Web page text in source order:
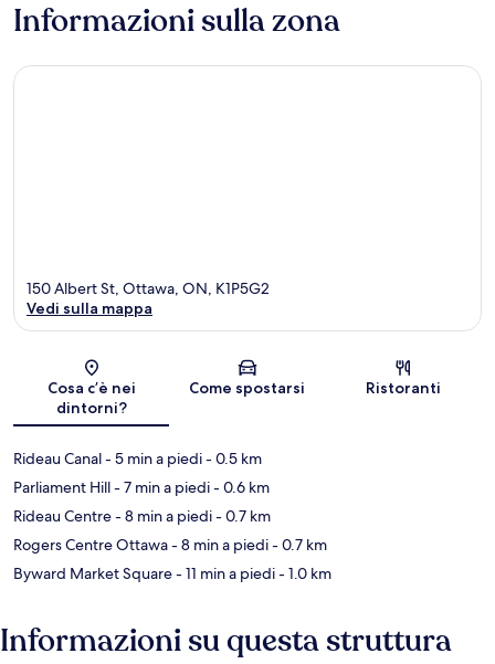
Informazioni sulla zona
Mappa
150 Albert St, Ottawa, ON, K1P5G2
Vedi sulla mappa
Cosa c’è nei
dintorni?
Come spostarsi Ristoranti
Rideau Canal- 5 min a piedi- 0.5 km
Parliament Hill- 7 min a piedi- 0.6 km
Rideau Centre- 8 min a piedi- 0.7 km
Rogers Centre Ottawa- 8 min a piedi- 0.7 km
Byward Market Square- 11 min a piedi- 1.0 km
Informazioni su questa struttura